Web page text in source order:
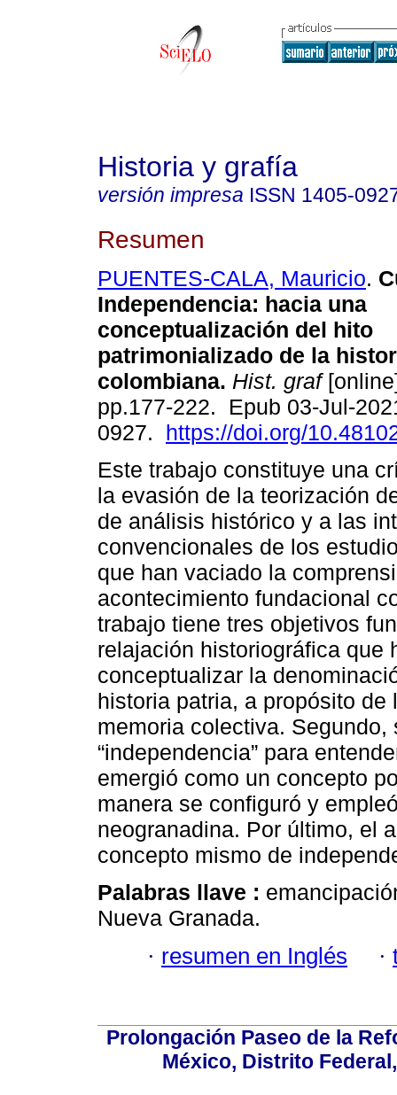
Historia y grafía
versión impresa ISSN 1405-
Resumen
PUENTES-CALA, Mauricio.
Independencia: hacia una
conceptualización del hito
patrimonializado de la
colombiana. Hist. graf
pp.177-222. Epub 03-Jul-
0927. https://doi.org/
Este trabajo constituye una
la evasión de la teorización
de análisis histórico y a las
convencionales de los
que han vaciado la
acontecimiento fundacional
trabajo tiene tres objetivos
relajación historiográfica que
conceptualizar la
historia patria, a propósito
memoria colectiva.
“independencia” para
emergió como un concepto
manera se configuró y
neogranadina. Por último, el
concepto mismo de
Palabras llave :
Nueva Granada.
· resumen en Inglés ·
Prolongación Paseo de la
México, Distrito